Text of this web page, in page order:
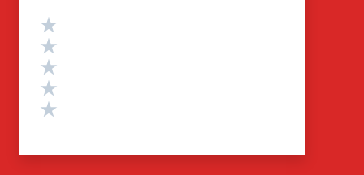
Valutazione